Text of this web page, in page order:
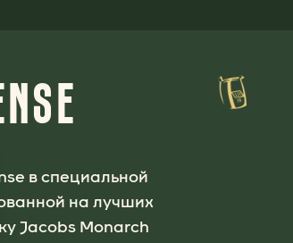
в специальной
на лучших
Jacobs Monarch